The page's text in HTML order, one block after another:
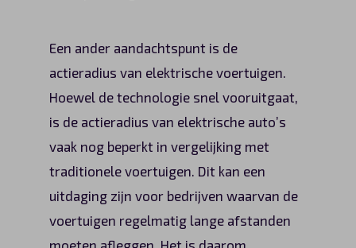
Een ander aandachtspunt is de
actieradius van elektrische voertuigen.
Hoewel de technologie snel vooruitgaat,
is de actieradius van elektrische auto’s
vaak nog beperkt in vergelijking met
traditionele voertuigen. Dit kan een
uitdaging zijn voor bedrijven waarvan de
voertuigen regelmatig lange afstanden
moeten afleggen. Het is daarom